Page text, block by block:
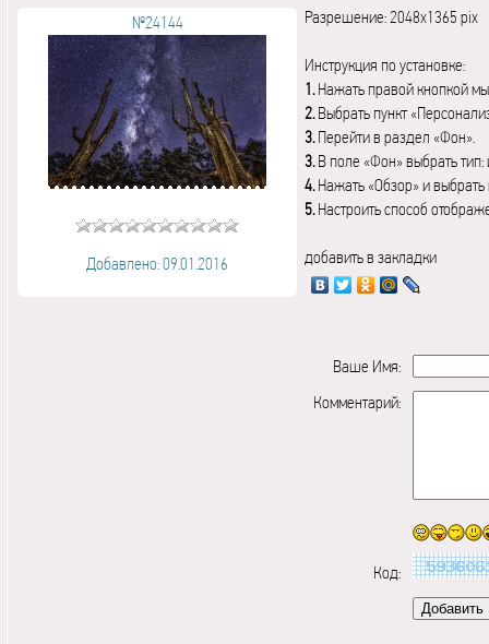
№24144
Добавлено: 09.01.2016
Разрешение: 2048x1365 pix
Инструкция по установке:
1.Нажать правой кнопкой
2.Выбрать пункт
3.Перейти в раздел «Фон».
3.В поле «Фон» выбрать
4.Нажать «Обзор» и выбрать
5.Настроить способ
добавить в закладки
Ваше Имя:
Комментарий:
Код: